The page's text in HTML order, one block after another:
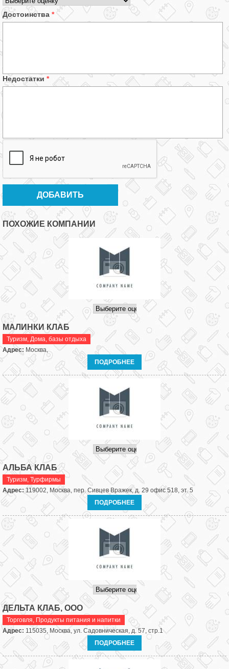
Достоинства *
Недостатки *
ПОХОЖИЕ КОМПАНИИ
МАЛИНКИ КЛАБ
Туризм, Дома, базы отдыха
Адрес: Москва,
ПОДРОБНЕЕ
АЛЬБА КЛАБ
Туризм, Турфирмы
Адрес:119002, Москва, пер. Сивцев Вражек, д. 29 офис 518, эт. 5
ПОДРОБНЕЕ
ДЕЛЬТА КЛАБ, ООО
Торговля, Продукты питания и напитки
Адрес: 115035, Москва, ул. Садовническая, д. 57, стр.1
ПОДРОБНЕЕ